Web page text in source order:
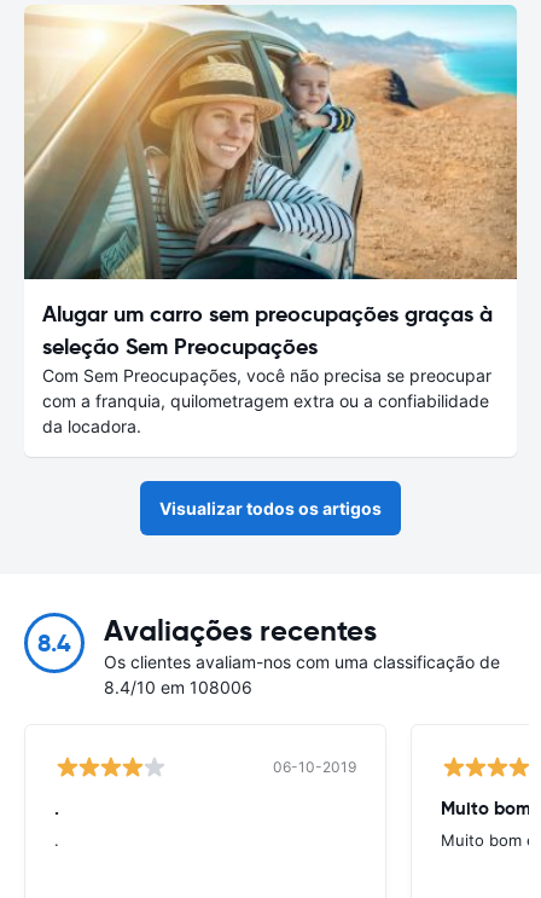
Alugar um carro sem preocupações graças à
seleção Sem Preocupações
Com Sem Preocupações, você não precisa se preocupar
com a franquia, quilometragem extra ou a confiabilidade
da locadora.
Visualizar todos os artigos
8.4 Avaliações recentes
Os clientes avaliam-nos com uma classificação de
8.4/10 em 108006
06-10-2019
.
.
Muito bom
Muito bom e